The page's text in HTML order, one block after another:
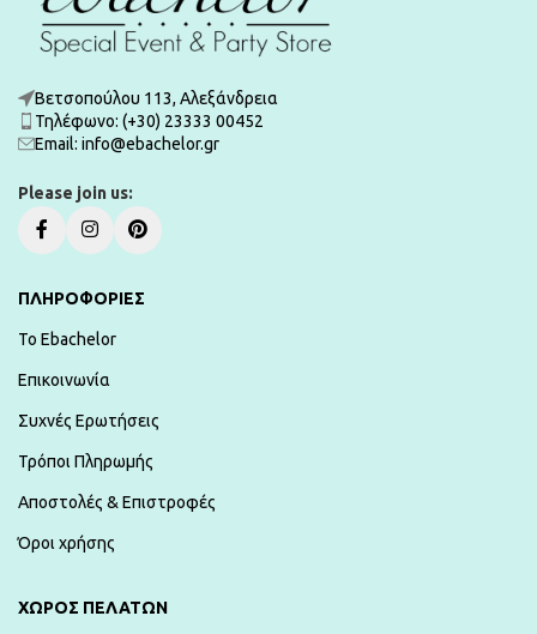
Βετσοπούλου 113, Αλεξάνδρεια
Τηλέφωνο: (+30) 23333 00452
Εmail: info@ebachelor.gr
Please join us:
ΠΛΗΡΟΦΟΡΙΕΣ
To Ebachelor
Επικοινωνία
Συχνές Ερωτήσεις
Τρόποι Πληρωμής
Αποστολές & Επιστροφές
Όροι χρήσης
ΧΏΡΟΣ ΠΕΛΑΤΏΝ